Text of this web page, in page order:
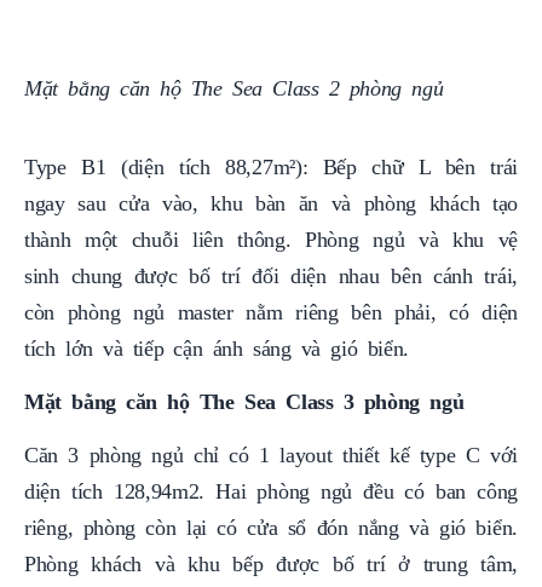
Mặt bằng căn hộ The Sea Class 2 phòng ngủ
Type B1 (diện tích 88,27m²): Bếp chữ L bên trái
ngay sau cửa vào, khu bàn ăn và phòng khách tạo
thành một chuỗi liên thông. Phòng ngủ và khu vệ
sinh chung được bố trí đối diện nhau bên cánh trái,
còn phòng ngủ master nằm riêng bên phải, có diện
tích lớn và tiếp cận ánh sáng và gió biển.
Mặt bằng căn hộ The Sea Class 3 phòng ngủ
Căn 3 phòng ngủ chỉ có 1 layout thiết kế type C với
diện tích 128,94m2. Hai phòng ngủ đều có ban công
riêng, phòng còn lại có cửa sổ đón nắng và gió biển.
Phòng khách và khu bếp được bố trí ở trung tâm,